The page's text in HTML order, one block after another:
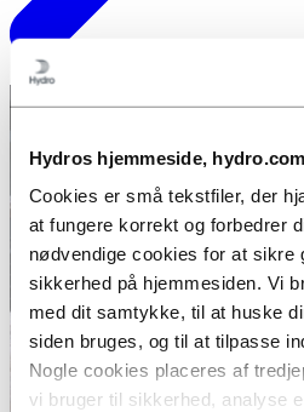
Hydros hjemmeside,
Cookies er små tekstfiler, der
at fungere korrekt og forbedrer
nødvendige cookies for at sikre
sikkerhed på hjemmesiden. Vi
med dit samtykke, til at huske
siden bruges, og til at tilpasse
Nogle cookies placeres af
vi bruger til sikkerhed, analyse